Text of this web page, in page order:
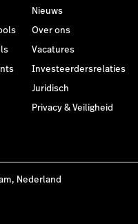
Nieuws
Over ons
Vacatures
Investeerdersrelaties
Juridisch
Privacy & Veiligheid
Nederland